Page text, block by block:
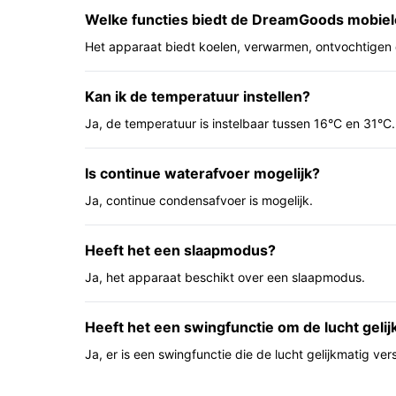
Belangrijkste voordelen
Uit gebruikersperspectief levert dit model
All-in-one functionaliteit: koelen,
handig als je wisselende behoeften hebt
Geschikt voor kleinere ruimtes: bedoeld
slaapkamers, thuiskantoren en kleinere
een instelbare thermostaat, waardoor
Voor wie is dit geschikt?
Geschikt voor woninggebruikers of
wie tijdelijke klimaatregeling wil zonder vaste
bijverwarmingsoptie en ontvochtiging waardeert.
Voor wie is dit minder geschikt?
Welke functies biedt de DreamGoods
Het apparaat biedt koelen, verwarmen,
Kan ik de temperatuur instellen?
Ja, de temperatuur is instelbaar tussen 16°C en 31°C.
Is continue waterafvoer mogelijk?
Ja, continue condensafvoer is mogelijk.
Heeft het een slaapmodus?
Ja, het apparaat beschikt over een slaapmodus.
Heeft het een swingfunctie om de lucht
Ja, er is een swingfunctie die de lucht gelijkmatig